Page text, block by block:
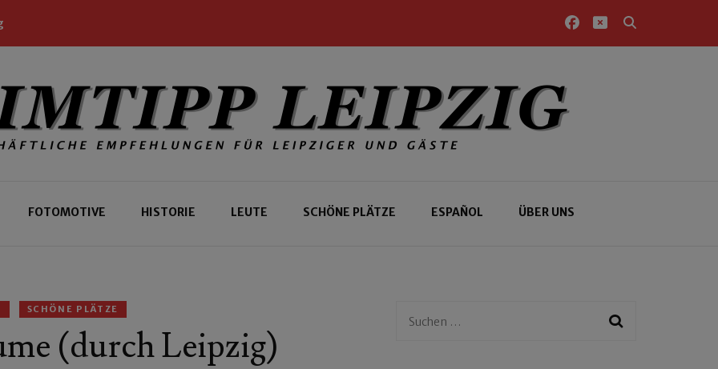
FOTOMOTIVE HISTORIE LEUTE SCHÖNE PLÄTZE ESPAÑOL ÜBER UNS
SCHÖNE PLÄTZE
(durch Leipzig)
Suchen